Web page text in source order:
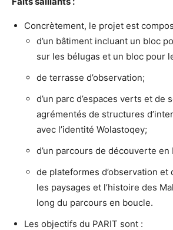
Concrètement, le projet est
d’un bâtiment incluant un bloc
sur les bélugas et un bloc pour
de terrasse d’observation;
d’un parc d’espaces verts et de
agrémentés de structures
avec l’identité Wolastoqey;
d’un parcours de découverte en
de plateformes d’observation et
les paysages et l’histoire des
long du parcours en boucle.
Les objectifs du PARIT sont :